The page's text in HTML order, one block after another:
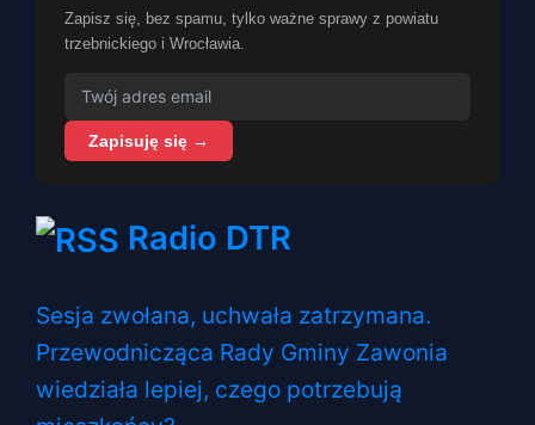
Zapisz się, bez spamu, tylko ważne sprawy z powiatu
trzebnickiego i Wrocławia.
Zapisuję się →
Radio DTR
Sesja zwołana, uchwała zatrzymana.
Przewodnicząca Rady Gminy Zawonia
wiedziała lepiej, czego potrzebują